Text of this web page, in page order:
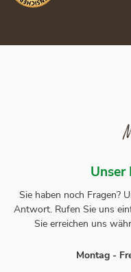
Unser
Sie haben noch Fragen?
Antwort. Rufen Sie uns
Sie erreichen uns
Montag -